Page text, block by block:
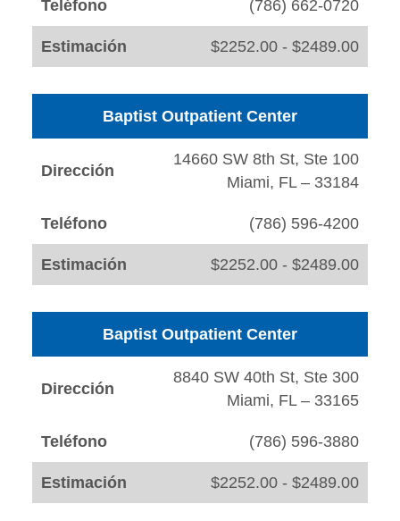
Teléfono (786) 662-0720
Estimación $2252.00 - $2489.00
Baptist Outpatient Center
Dirección
14660 SW 8th St, Ste 100
Miami, FL – 33184
Teléfono (786) 596-4200
Estimación $2252.00 - $2489.00
Baptist Outpatient Center
Dirección
8840 SW 40th St, Ste 300
Miami, FL – 33165
Teléfono (786) 596-3880
Estimación $2252.00 - $2489.00